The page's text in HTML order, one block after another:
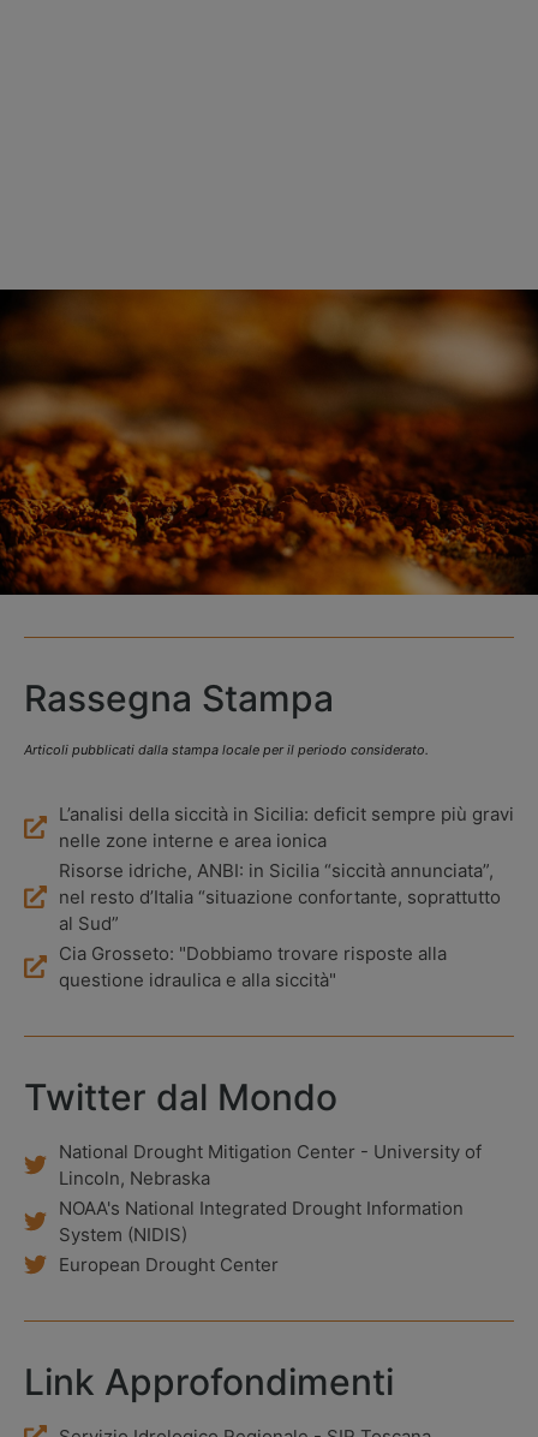
Rassegna Stampa
Articoli pubblicati dalla stampa locale per il periodo considerato.
L’analisi della siccità in Sicilia: deficit sempre più gravi
nelle zone interne e area ionica
Risorse idriche, ANBI: in Sicilia “siccità annunciata”,
nel resto d’Italia “situazione confortante, soprattutto
al Sud”
Cia Grosseto: "Dobbiamo trovare risposte alla
questione idraulica e alla siccità"
Twitter dal Mondo
National Drought Mitigation Center - University of
Lincoln, Nebraska
NOAA's National Integrated Drought Information
System (NIDIS)
European Drought Center
Link Approfondimenti